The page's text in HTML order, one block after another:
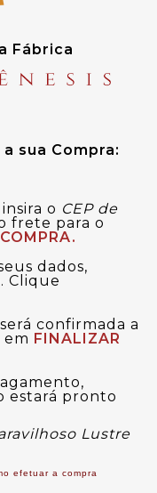
Fábrica
sua Compra:
o CEP de
frete para o
dados,
Clique
será confirmada a
FINALIZAR
estará pronto
Lustre
efetuar a compra